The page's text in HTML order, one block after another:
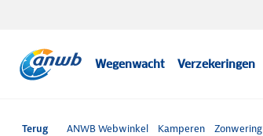
Wegenwacht Verzekeringen
Terug ANWB Webwinkel Kamperen Zonwering